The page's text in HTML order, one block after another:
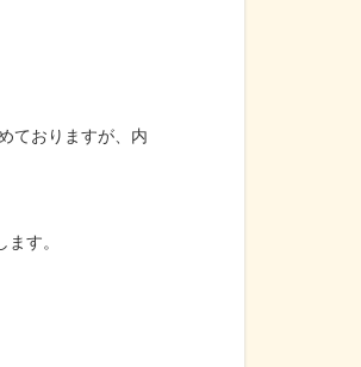
ておりますが、内
す。